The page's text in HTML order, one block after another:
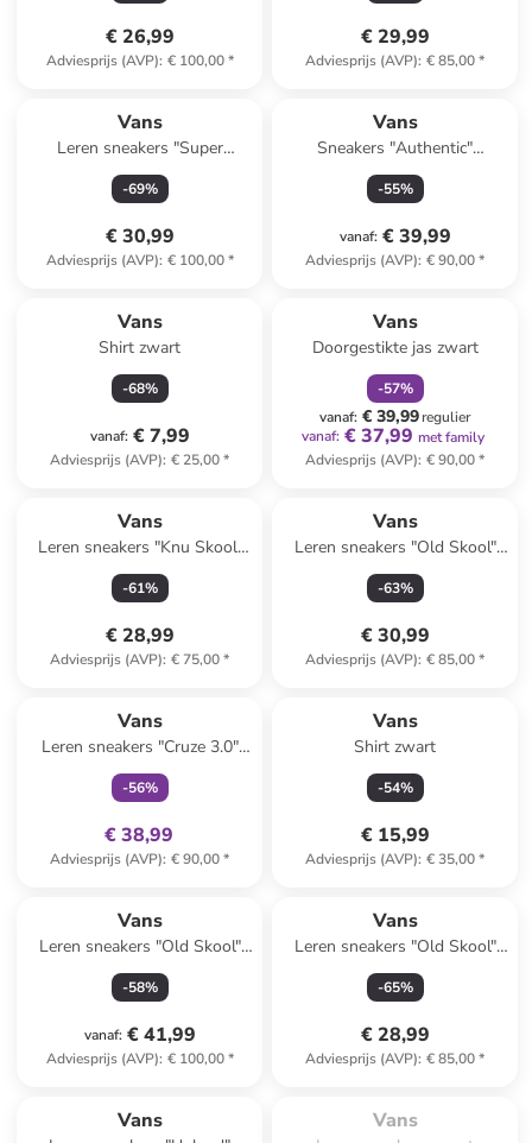
€ 26,99
Adviesprijs (AVP): € 100,00*
€ 29,99
Adviesprijs (AVP): € 85,00*
Vans
Leren sneakers "Super
Lowpro" lichtblauw
-69%
€ 30,99
Adviesprijs (AVP): € 100,00*
Vans
Sneakers "Authentic"
lichtblauw
-55%
vanaf: € 39,99
Adviesprijs (AVP): € 90,00*
Vans
Shirt zwart
-68%
vanaf: € 7,99
Adviesprijs (AVP): € 25,00*
Vans
Doorgestikte jas zwart
-57%
vanaf: € 39,99regulier
vanaf: € 37,99 met family
Adviesprijs (AVP): € 90,00*
Vans
Leren sneakers "Knu Skool"
lichtblauw
-61%
€ 28,99
Adviesprijs (AVP): € 75,00*
Vans
Leren sneakers "Old Skool"
beige
-63%
€ 30,99
Adviesprijs (AVP): € 85,00*
Vans
Leren sneakers "Cruze 3.0"
zwart/wit
-56%
€ 38,99
Adviesprijs (AVP): € 90,00*
Vans
Shirt zwart
-54%
€ 15,99
Adviesprijs (AVP): € 35,00*
Vans
Leren sneakers "Old Skool"
lichtbruin
-58%
vanaf: € 41,99
Adviesprijs (AVP): € 100,00*
Vans
Leren sneakers "Old Skool"
beige
-65%
€ 28,99
Adviesprijs (AVP): € 85,00*
Vans
uitverkocht.
Vans